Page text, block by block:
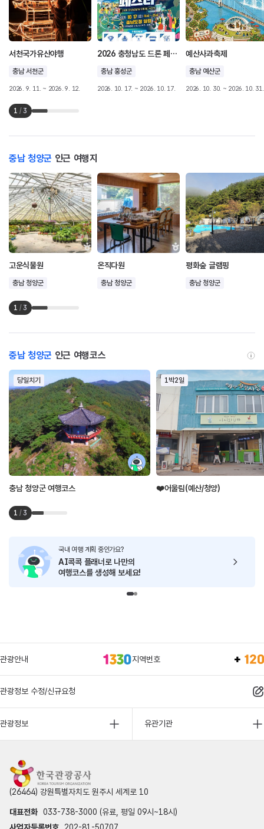
서천국가유산야행
충남 서천군
2026. 9. 11. ~ 2026. 9. 12.
2026 충청남도 드론 페스타
충남 홍성군
2026. 10. 17. ~ 2026. 10. 17.
예산사과축제
충남 예산군
2026. 10. 30. ~ 2026. 10. 31.
1 / 3
충남 청양군 인근 여행지
고운식물원
충남 청양군
온직다원
충남 청양군
평화숲 글램핑
충남 청양군
1 / 3
충남 청양군 인근 여행코스
당일치기
충남 청양군 여행코스
1박2일
❤️어울림(예산/청양)
1 / 3
국내 여행 계획 중인가요?
AI콕콕 플래너로 나만의
여행코스를 생성해 보세요!
관광안내 지역번호
관광정보 수정/신규요청
관광정보 유관기관
(26464) 강원특별자치도 원주시 세계로 10
대표전화 033-738-3000 (유료, 평일 09시~18시)
사업자등록번호
202-81-50707